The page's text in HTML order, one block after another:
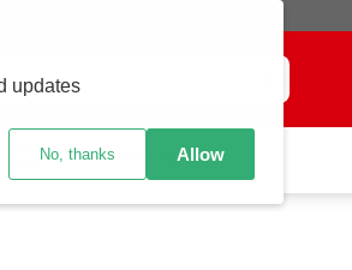
SUCURSALES
updates
No, thanks Allow